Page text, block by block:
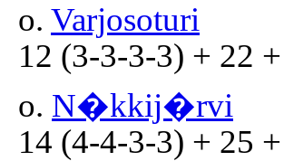
o. Varjosoturi
12 (3-3-3-3) + 22
o. N�kkij�rvi
14 (4-4-3-3) + 25